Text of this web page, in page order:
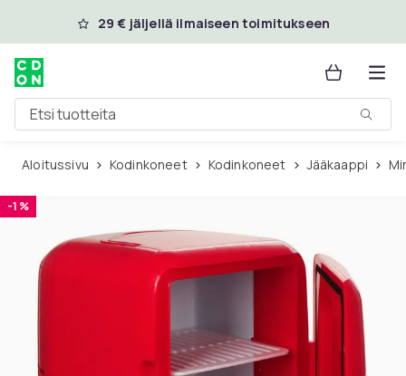
Ohita ja siirry pääsisältöön
29 € jäljellä ilmaiseen toimitukseen
Etsi tuotteita
Aloitussivu Kodinkoneet Kodinkoneet Jääkaappi
-1 %